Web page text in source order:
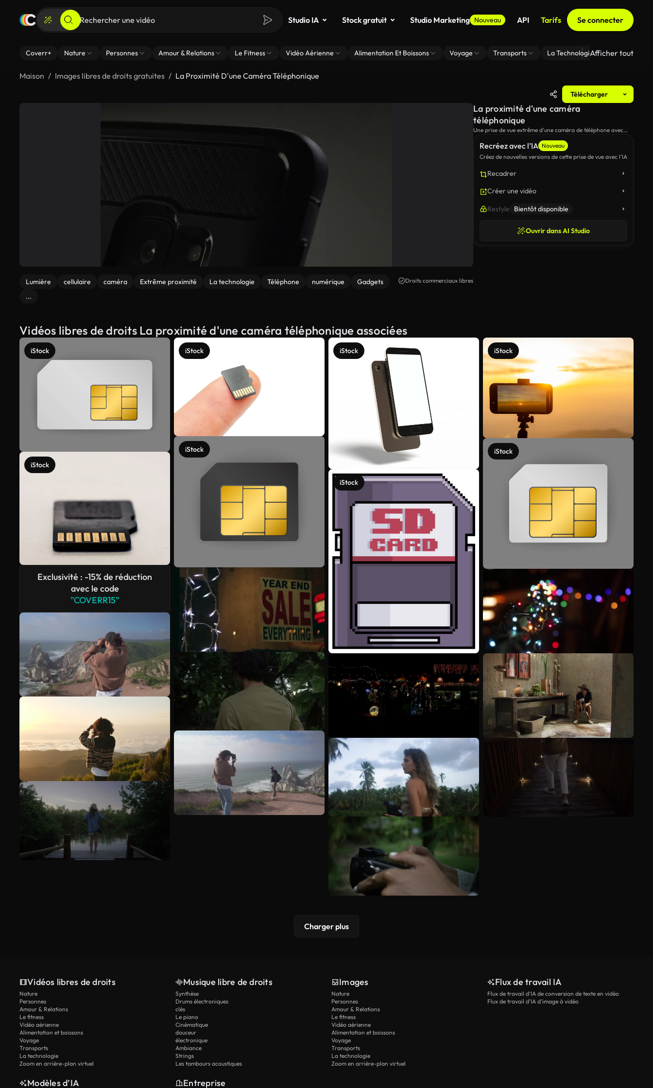
Studio IA Stock gratuit Studio Marketing Nouveau API Tarifs Se connecter
Coverr+ Nature Personnes Amour & Relations Le Fitness Vidéo Aérienne Alimentation Et Boissons Voyage Transports La Technologie Zoom En
Afficher tout
Maison Images libres de droits gratuites La Proximité D'une Caméra Téléphonique
Télécharger
Lumière cellulaire caméra Extrême proximité La technologie Téléphone numérique
Gadgets
...
Droits commerciaux libres
Recréez avec l’IA Nouveau
Créez de nouvelles versions de cette prise de vue avec l’IA
Recadrer
Créer une vidéo
Restyle Bientôt disponible
Ouvrir dans AI Studio
La proximité d'une caméra
téléphonique
Une prise de vue extrême d'une caméra de téléphone avec
Vidéos libres de droits La proximité d'une caméra téléphonique associées
iStock
iStock
Exclusivité : -15% de réduction
avec le code
"COVERR15"
iStock
iStock
iStock
iStock
iStock
iStock
Voir plus
Charger plus
Vidéos libres de droits
Nature
Personnes
Amour & Relations
Le fitness
Vidéo aérienne
Alimentation et boissons
Voyage
Transports
La technologie
Zoom en arrière-plan virtuel
Musique libre de droits
Synthèse
Drums électroniques
clés
Le piano
Cinématique
douceur
électronique
Ambiance
Strings
Les tambours acoustiques
Images
Nature
Personnes
Amour & Relations
Le fitness
Vidéo aérienne
Alimentation et boissons
Voyage
Transports
La technologie
Zoom en arrière-plan virtuel
Flux de travail IA
Flux de travail d’IA de conversion de texte en vidéo
Flux de travail d’IA d’image à vidéo
Modèles d’IA Entreprise